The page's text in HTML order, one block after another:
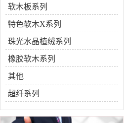
软木板系列
特色软木X系列
珠光水晶植绒系列
橡胶软木系列
其他
超纤系列